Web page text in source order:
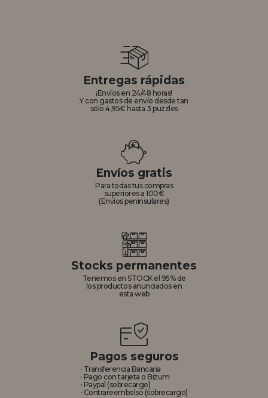
Entregas rápidas
¡Envíos en 24/48 horas!
Y con gastos de envío desde tan
sólo 4,95€ hasta 3 puzzles
Envíos gratis
Para todas tus compras
superiores a 100€
(Envíos peninsulares)
Stocks permanentes
Tenemos en STOCK el 95% de
los productos anunciados en
esta web
Pagos seguros
· Transferencia Bancaria
· Pago con tarjeta o Bizum
· Paypal (sobrecargo)
· Contrareembolso (sobrecargo)